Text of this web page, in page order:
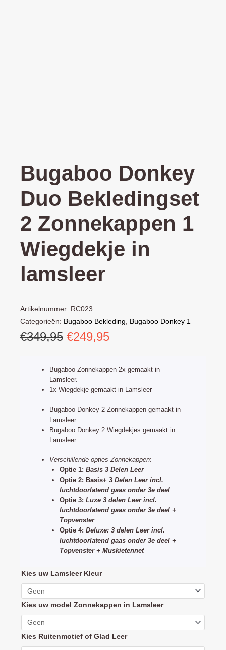
Bugaboo Donkey
Duo Bekledingset
2 Zonnekappen 1
Wiegdekje in
lamsleer
Artikelnummer: RC023
Categorieën: Bugaboo Bekleding, Bugaboo Donkey 1
Duo ,Bugaboo Donkey 2 Duo
€349,95 Oorspronkelijke
was:
€349,95.
€249,95Huidige
is:
Bugaboo Zonnekappen 2x gemaakt in
Lamsleer.
1x Wiegdekje gemaakt in Lamsleer
Bugaboo Donkey 2 Zonnekappen gemaakt in
Lamsleer.
Bugaboo Donkey 2 Wiegdekjes gemaakt in
Lamsleer
Verschillende opties Zonnekappen:
Optie 1: Basis 3 Delen Leer
Optie 2: Basis+ 3 Delen Leer incl.
luchtdoorlatend gaas onder 3e deel
Optie 3: Luxe 3 delen Leer incl.
luchtdoorlatend gaas onder 3e deel +
Topvenster
Optie 4: Deluxe: 3 delen Leer incl.
luchtdoorlatend gaas onder 3e deel +
Topvenster + Muskietennet
Kies uw Lamsleer Kleur
Kies uw model Zonnekappen in Lamsleer
Kies Ruitenmotief of Glad Leer
Bugaboo
Donkey
Duo
Zonnekappen